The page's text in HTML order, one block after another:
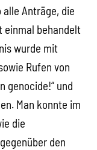
alle Anträge, die
einmal behandelt
wurde mit
Rufen von
genocide!“ und
Man konnte im
die
den